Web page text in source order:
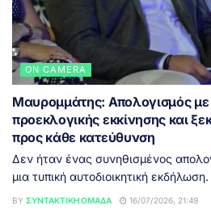
ON CAMERA
Μαυρομμάτης: Απολογισμός
προεκλογικής εκκίνησης και
προς κάθε κατεύθυνση
Δεν ήταν ένας συνηθισμένος
μια τυπική αυτοδιοικητική
BY ΣΥΝΤΑΚΤΙΚΉ ΟΜΆΔΑ 16/07/2026, 21:49